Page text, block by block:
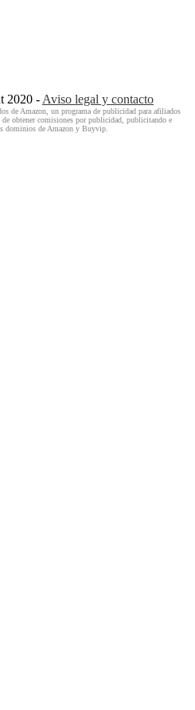
2020 - Aviso legal y contacto
de Amazon, un programa de publicidad para afiliados
obtener comisiones por publicidad, publicitando e
dominios de Amazon y Buyvip.